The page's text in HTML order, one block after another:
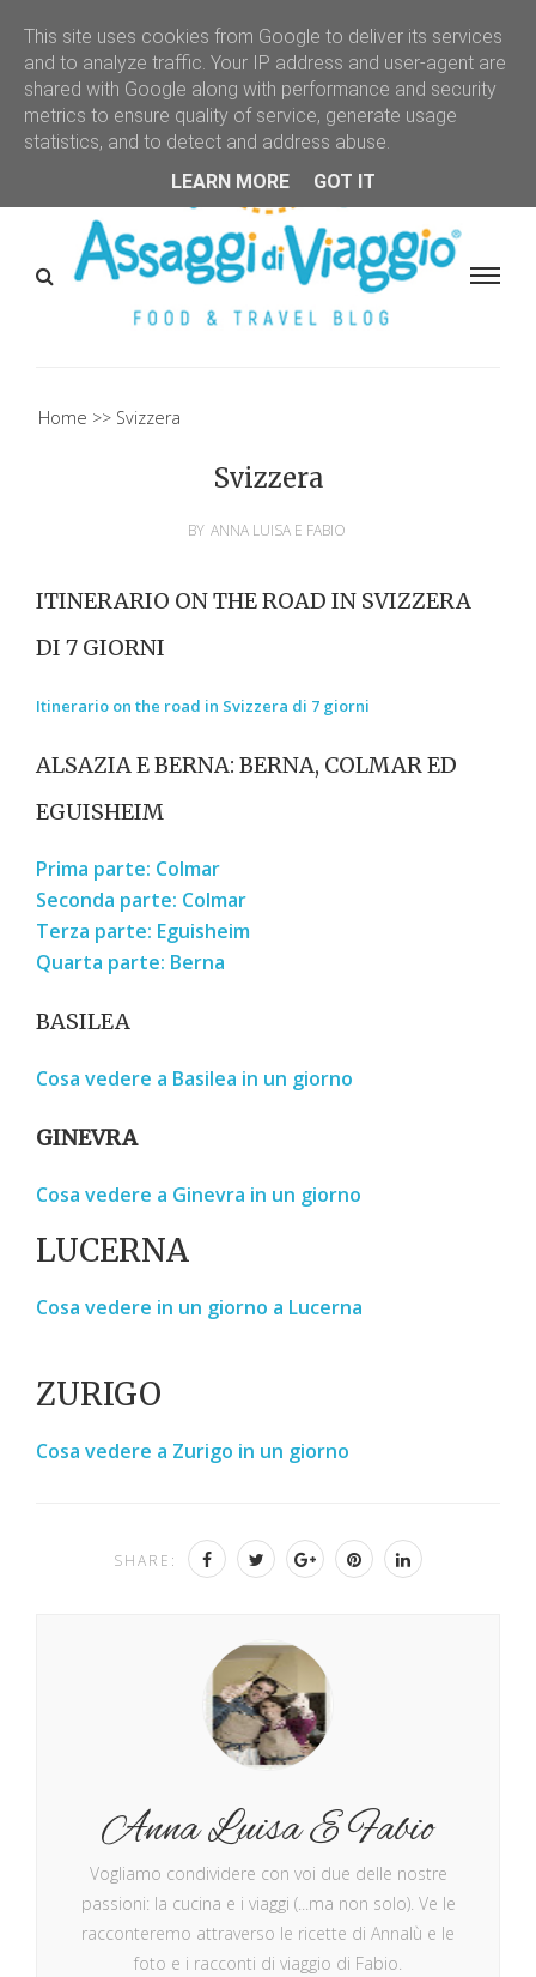
Home Svizzera
Svizzera
BY ANNA LUISA E FABIO
ITINERARIO ON THE ROAD IN SVIZZERA
DI 7 GIORNI
Itinerario on the road in Svizzera di 7 giorni
ALSAZIA E BERNA: BERNA, COLMAR ED
EGUISHEIM
Prima parte: Colmar
Seconda parte: Colmar
Terza parte: Eguisheim
Quarta parte: Berna
BASILEA
Cosa vedere a Basilea in un giorno
GINEVRA
Cosa vedere a Ginevra in un giorno
LUCERNA
Cosa vedere in un giorno a Lucerna
ZURIGO
Cosa vedere a Zurigo in un giorno
SHARE:
Anna Luisa E Fabio
Vogliamo condividere con voi due delle nostre
passioni: la cucina e i viaggi (...ma non solo). Ve le
racconteremo attraverso le ricette di Annalù e le
foto e i racconti di viaggio di Fabio.
This site uses cookies from Google to deliver its services
and to analyze traffic. Your IP address and user-agent are
shared with Google along with performance and security
metrics to ensure quality of service, generate usage
statistics, and to detect and address abuse.
LEARN MORE
GOT IT